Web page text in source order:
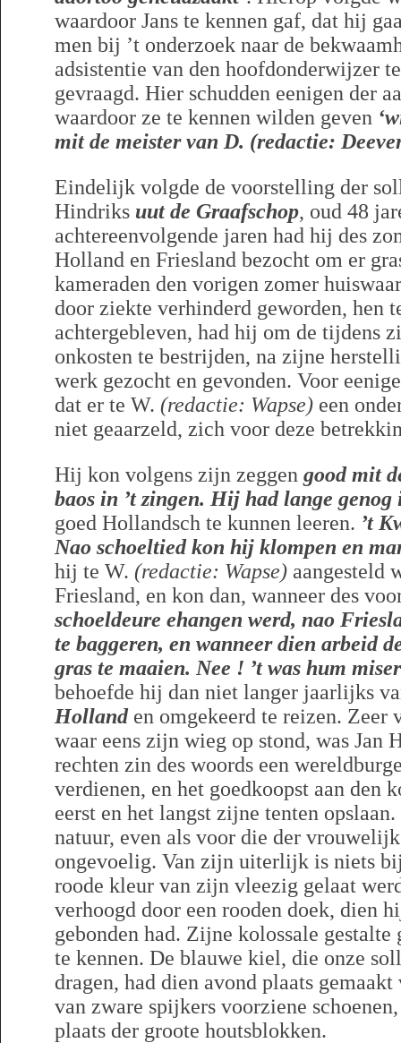
waardoor Jans te kennen gaf, dat hij
men bij ’t onderzoek naar de
adsistentie van den hoofdonderwijzer
gevraagd. Hier schudden eenigen der
waardoor ze te kennen wilden geven
mit de meister van D. (redactie:
Eindelijk volgde de voorstelling der
Hindriks uut de Graafschop, oud 48
achtereenvolgende jaren had hij des
Holland en Friesland bezocht om er
kameraden den vorigen zomer
door ziekte verhinderd geworden, hen
achtergebleven, had hij om de tijdens
onkosten te bestrijden, na zijne
werk gezocht en gevonden. Voor
dat er te W. (redactie: Wapse) een
niet geaarzeld, zich voor deze
Hij kon volgens zijn zeggen good mit
baos in ’t zingen. Hij had lange
goed Hollandsch te kunnen leeren. ’t
Nao schoeltied kon hij klompen en
hij te W. (redactie: Wapse) aangesteld
Friesland, en kon dan, wanneer des
schoeldeure ehangen werd, nao
te baggeren, en wanneer dien arbeid
gras te maaien. Nee ! ’t was hum
behoefde hij dan niet langer jaarlijks
Hollanden omgekeerd te reizen. Zeer
waar eens zijn wieg op stond, was Jan
rechten zin des woords een
verdienen, en het goedkoopst aan den
eerst en het langst zijne tenten
natuur, even als voor die der
ongevoelig. Van zijn uiterlijk is niets
roode kleur van zijn vleezig gelaat
verhoogd door een rooden doek, dien
gebonden had. Zijne kolossale
te kennen. De blauwe kiel, die onze
dragen, had dien avond plaats
van zware spijkers voorziene
plaats der groote houtsblokken.